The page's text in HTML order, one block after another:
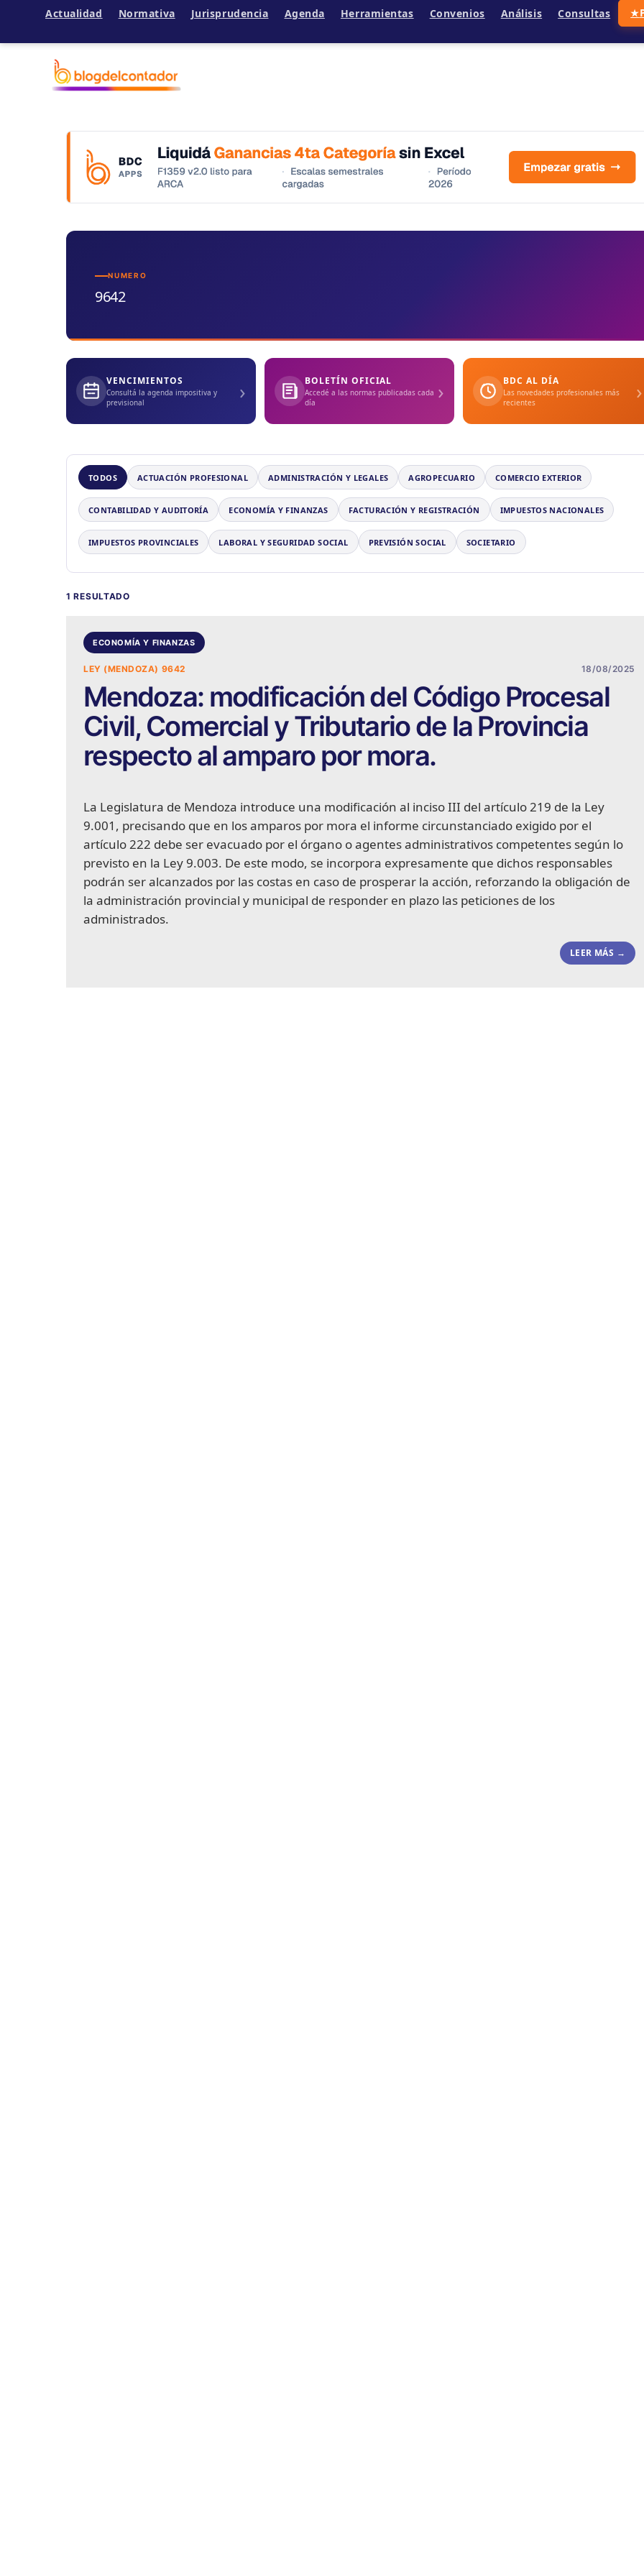
Actualidad Normativa Jurisprudencia Agenda Herramientas Convenios Análisis Consultas ★
NUMERO
9642
VENCIMIENTOS
Consultá la agenda impositiva y
previsional
› BOLETÍN OFICIAL
Accedé a las normas publicadas cada
día
› BDC AL DÍA
Las novedades profesionales más
recientes
›
TODOS ACTUACIÓN PROFESIONAL ADMINISTRACIÓN Y LEGALES AGROPECUARIO COMERCIO EXTERIOR
CONTABILIDAD Y AUDITORÍA ECONOMÍA Y FINANZAS FACTURACIÓN Y REGISTRACIÓN IMPUESTOS NACIONALES
IMPUESTOS PROVINCIALES LABORAL Y SEGURIDAD SOCIAL PREVISIÓN SOCIAL SOCIETARIO
1 RESULTADO
ECONOMÍA Y FINANZAS
LEY (MENDOZA) 9642 18/08/2025
Mendoza: modificación del Código Procesal
Civil, Comercial y Tributario de la Provincia
respecto al amparo por mora.
La Legislatura de Mendoza introduce una modificación al inciso III del artículo 219 de la Ley
9.001, precisando que en los amparos por mora el informe circunstanciado exigido por el
artículo 222 debe ser evacuado por el órgano o agentes administrativos competentes según lo
previsto en la Ley 9.003. De este modo, se incorpora expresamente que dichos responsables
podrán ser alcanzados por las costas en caso de prosperar la acción, reforzando la obligación de
la administración provincial y municipal de responder en plazo las peticiones de los
administrados.
LEER MÁS →